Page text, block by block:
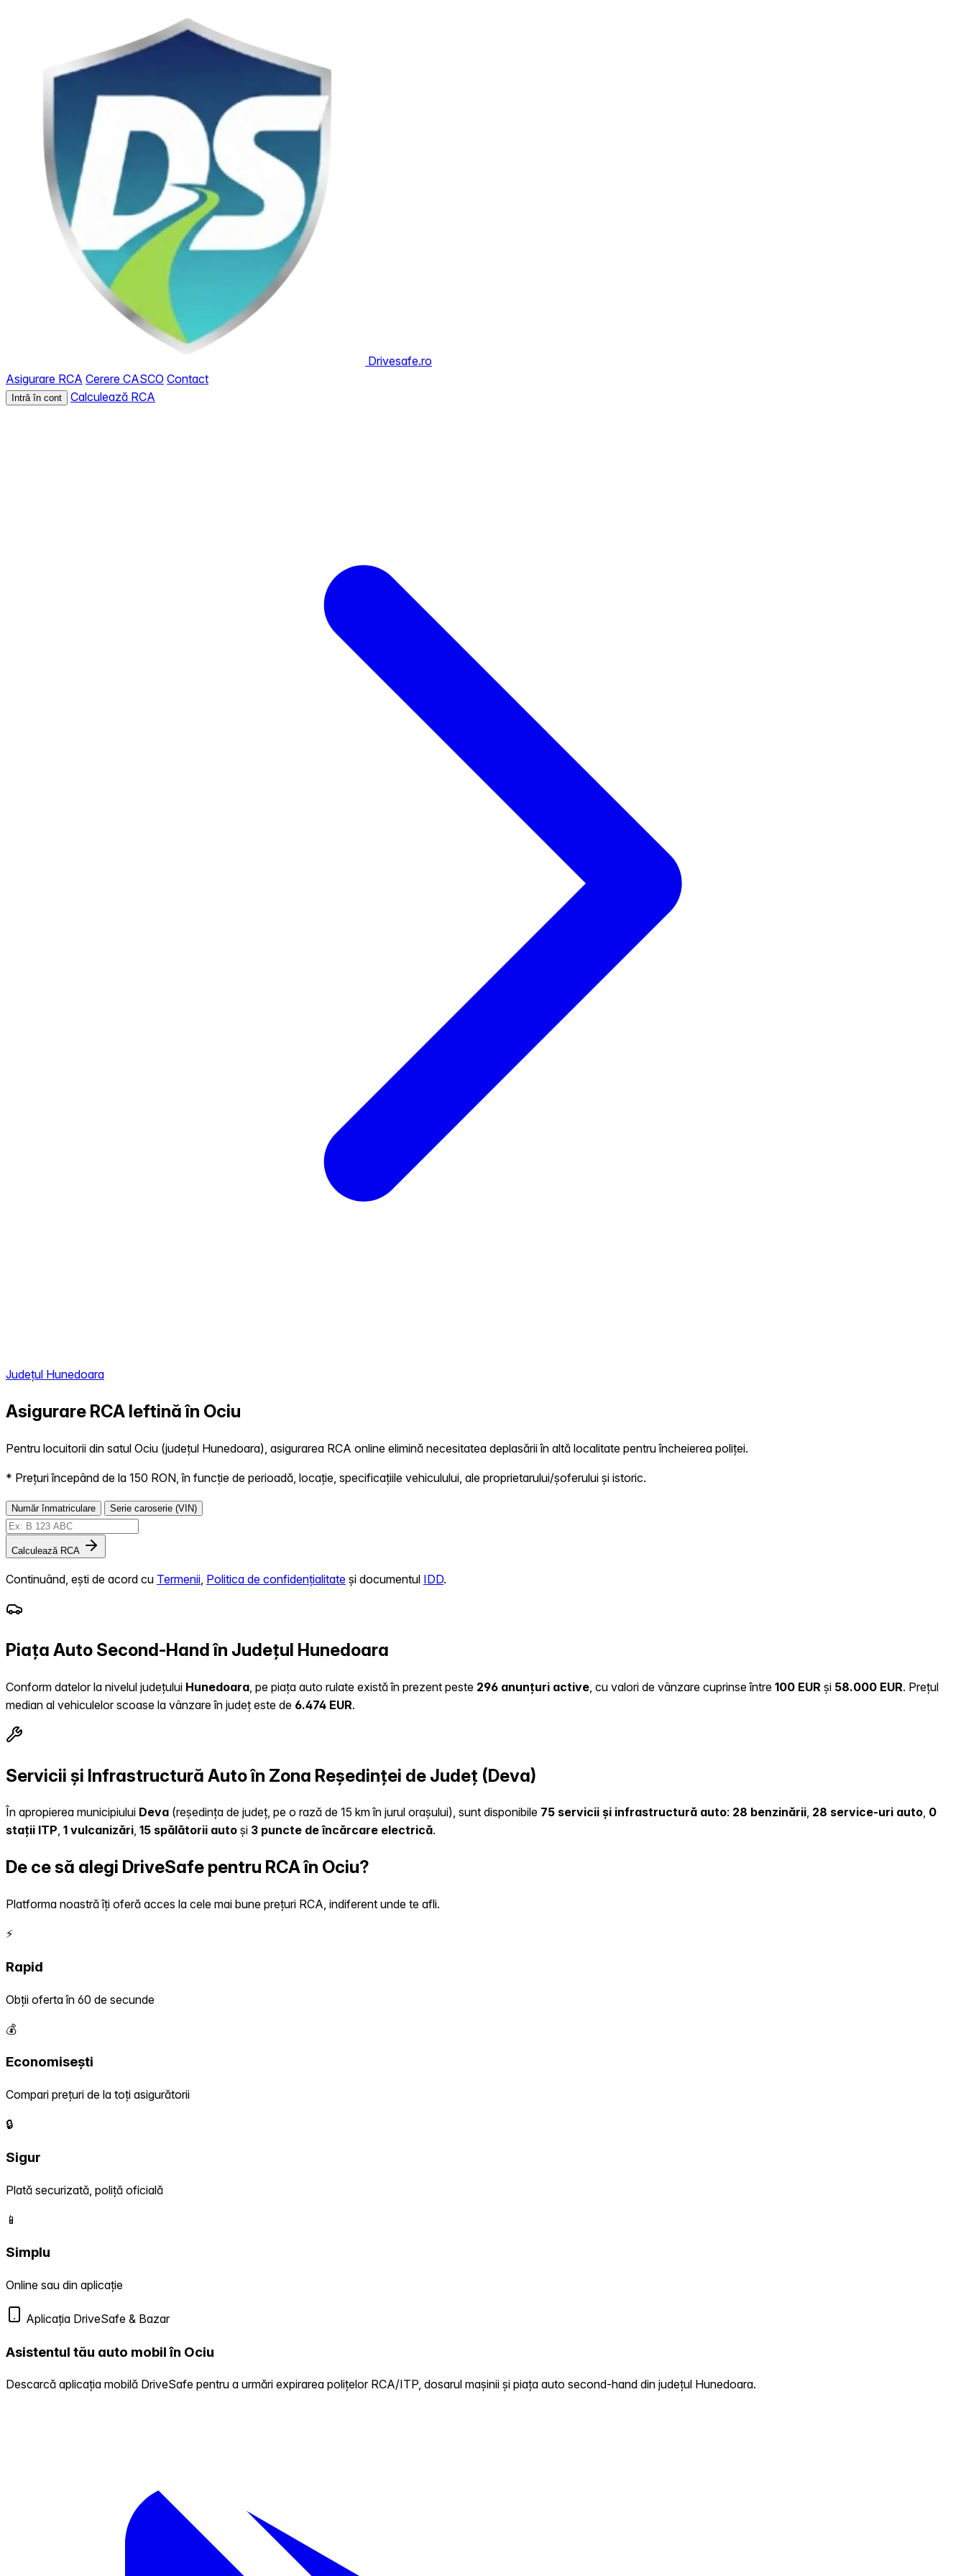
Drivesafe.ro
Asigurare RCA Cerere CASCO Contact
Intră în cont Calculează RCA
Județul Hunedoara
Asigurare RCA Ieftină în Ociu
Pentru locuitorii din satul Ociu (județul Hunedoara), asigurarea RCA online elimină necesitatea deplasării în altă localitate pentru încheierea poliței.
* Prețuri începând de la 150 RON, în funcție de perioadă, locație, specificațiile vehiculului, ale proprietarului/șoferului și istoric.
Număr înmatriculare Serie caroserie (VIN)
Calculează RCA
Continuând, ești de acord cu Termenii Politica de confidențialitate și documentul IDD.
Piața Auto Second-Hand în Județul Hunedoara
Conform datelor la nivelul județului Hunedoara , pe piața auto rulate există în prezent peste 296 anunțuri active , cu valori de vânzare cuprinse între 100 EUR și 58.000 EUR. Prețul
median al vehiculelor scoase la vânzare în județ este de 6.474 EUR.
Servicii și Infrastructură Auto în Zona Reședinței de Județ (Deva)
În apropierea municipiului Deva (reședința de județ, pe o rază de 15 km în jurul orașului), sunt disponibile 75 servicii și infrastructură auto: 28 benzinării, 28 service-uri auto, 0
stații ITP, 1 vulcanizări, 15 spălătorii auto și 3 puncte de încărcare electrică.
De ce să alegi DriveSafe pentru RCA în Ociu?
Platforma noastră îți oferă acces la cele mai bune prețuri RCA, indiferent unde te afli.
⚡
Rapid
Obții oferta în 60 de secunde
💰
Economisești
Compari prețuri de la toți asigurătorii
🔒
Sigur
Plată securizată, poliță oficială
📱
Simplu
Online sau din aplicație
Aplicația DriveSafe & Bazar
Asistentul tău auto mobil în Ociu
Descarcă aplicația mobilă DriveSafe pentru a urmări expirarea polițelor RCA/ITP, dosarul mașinii și piața auto second-hand din județul Hunedoara.